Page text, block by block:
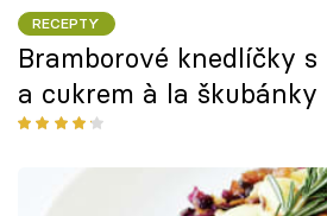
RECEPTY
Bramborové knedlíčky s
a cukrem à la škubánky